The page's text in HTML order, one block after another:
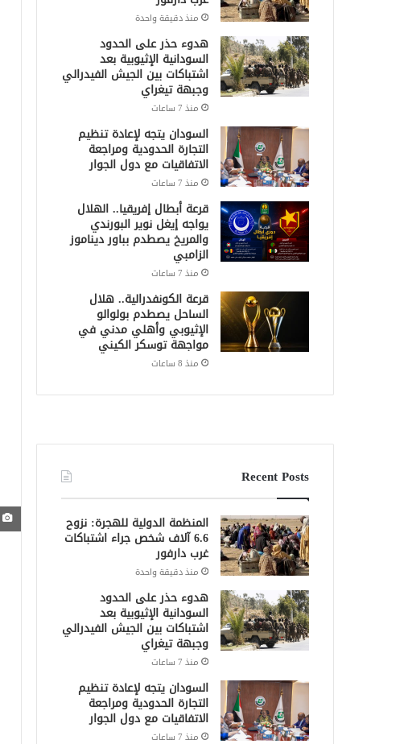
منذ دقيقة واحدة
هدوء حذر على الحدود
السودانية الإثيوبية بعد
اشتباكات بين الجيش الفيدرالي
وجبهة تيغراي
منذ 7 ساعات
السودان يتجه لإعادة تنظيم
التجارة الحدودية ومراجعة
الاتفاقيات مع دول الجوار
منذ 7 ساعات
قرعة أبطال إفريقيا.. الهلال
يواجه إيغل نوير البورندي
والمريخ يصطدم بباور ديناموز
الزامبي
منذ 7 ساعات
قرعة الكونفدرالية.. هلال
الساحل يصطدم بولوالو
الإثيوبي وأهلي مدني في
مواجهة توسكر الكيني
منذ 8 ساعات
Recent Posts
المنظمة الدولية للهجرة: نزوح
6.6 آلاف شخص جراء اشتباكات
غرب دارفور
منذ دقيقة واحدة
هدوء حذر على الحدود
السودانية الإثيوبية بعد
اشتباكات بين الجيش الفيدرالي
وجبهة تيغراي
منذ 7 ساعات
السودان يتجه لإعادة تنظيم
التجارة الحدودية ومراجعة
الاتفاقيات مع دول الجوار
منذ 7 ساعات